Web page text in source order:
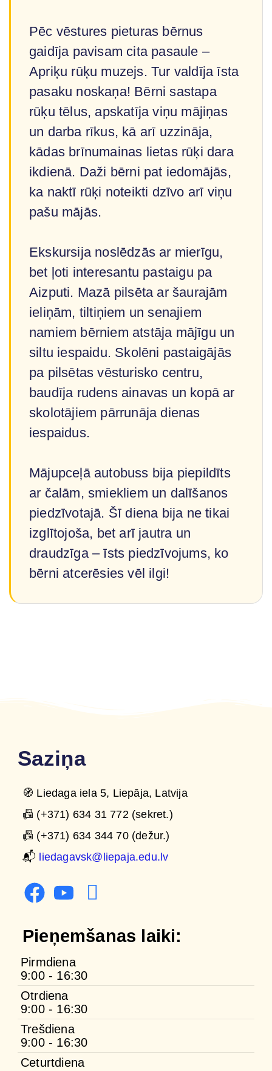
Pēc vēstures pieturas bērnus
gaidīja pavisam cita pasaule –
Apriķu rūķu muzejs. Tur valdīja īsta
pasaku noskaņa! Bērni sastapa
rūķu tēlus, apskatīja viņu mājiņas
un darba rīkus, kā arī uzzināja,
kādas brīnumainas lietas rūķi dara
ikdienā. Daži bērni pat iedomājās,
ka naktī rūķi noteikti dzīvo arī viņu
pašu mājās.
Ekskursija noslēdzās ar mierīgu,
bet ļoti interesantu pastaigu pa
Aizputi. Mazā pilsēta ar šaurajām
ieliņām, tiltiņiem un senajiem
namiem bērniem atstāja mājīgu un
siltu iespaidu. Skolēni pastaigājās
pa pilsētas vēsturisko centru,
baudīja rudens ainavas un kopā ar
skolotājiem pārrunāja dienas
iespaidus.
Mājupceļā autobuss bija piepildīts
ar čalām, smiekliem un dalīšanos
piedzīvotajā. Šī diena bija ne tikai
izglītojoša, bet arī jautra un
draudzīga – īsts piedzīvojums, ko
bērni atcerēsies vēl ilgi!
Saziņa
🧭 Liedaga iela 5, Liepāja, Latvija
📠 (+371) 634 31 772 (sekret.)
📠 (+371) 634 344 70 (dežur.)
📬 liedagavsk@liepaja.edu.lv
Pieņemšanas laiki:
Pirmdiena
9:00 - 16:30
Otrdiena
9:00 - 16:30
Trešdiena
9:00 - 16:30
Ceturtdiena